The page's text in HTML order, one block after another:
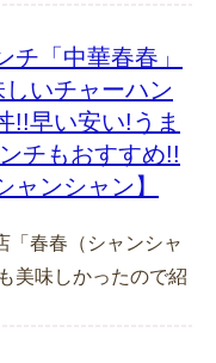
チ「中華春春」
いチャーハン
!!早い安い!うま
チもおすすめ!!
ャンシャン】
「春春（シャンシャ
美味しかったので紹